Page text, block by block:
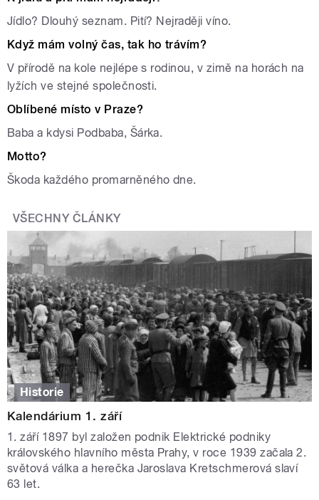
Jídlo? Dlouhý seznam. Pití? Nejraději víno.
Když mám volný čas, tak ho trávím?
V přírodě na kole nejlépe s rodinou, v zimě na horách na
lyžích ve stejné společnosti.
Oblíbené místo v Praze?
Baba a kdysi Podbaba, Šárka.
Motto?
Škoda každého promarněného dne.
VŠECHNY ČLÁNKY
Historie
Kalendárium 1. září
1. září 1897 byl založen podnik Elektrické podniky
královského hlavního města Prahy, v roce 1939 začala 2.
světová válka a herečka Jaroslava Kretschmerová slaví
63 let.